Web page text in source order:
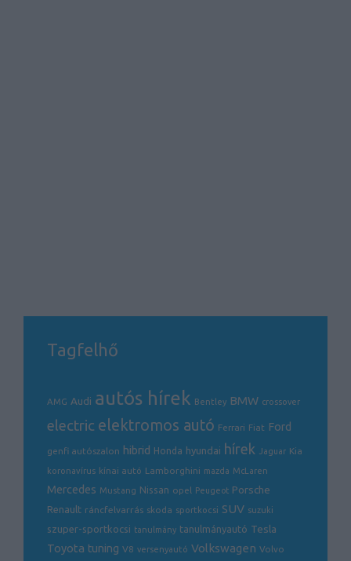
Tagfelhő
AMG Audi autós hírek Bentley BMW crossover
electric elektromos autó Ferrari Fiat Ford
genfi autószalon hibrid Honda hyundai hírek Jaguar Kia
koronavírus kínai autó Lamborghini mazda McLaren
Mercedes Mustang Nissan opel Peugeot Porsche
Renault ráncfelvarrás skoda sportkocsi SUV suzuki
szuper-sportkocsi tanulmány tanulmányautó Tesla
Toyota tuning V8 versenyautó Volkswagen Volvo